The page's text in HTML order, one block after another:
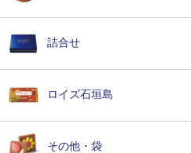
詰合せ
ロイズ石垣島
その他・袋